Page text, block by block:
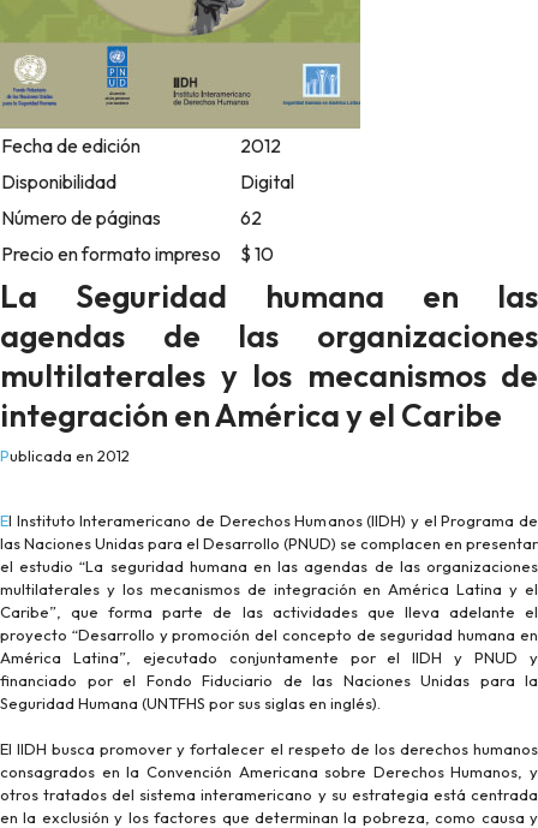
Fecha de edición
2012
Disponibilidad
Digital
Número de páginas
62
Precio en formato impreso
$ 10
La Seguridad humana en las
agendas de las organizaciones
multilaterales y los mecanismos de
integración en América y el Caribe
Publicada en 2012
El Instituto Interamericano de Derechos Humanos (IIDH) y el Programa de
las Naciones Unidas para el Desarrollo (PNUD) se complacen en presentar
el estudio “La seguridad humana en las agendas de las organizaciones
multilaterales y los mecanismos de integración en América Latina y el
Caribe”, que forma parte de las actividades que lleva adelante el
proyecto “Desarrollo y promoción del concepto de seguridad humana en
América Latina”, ejecutado conjuntamente por el IIDH y PNUD y
financiado por el Fondo Fiduciario de las Naciones Unidas para la
Seguridad Humana (UNTFHS por sus siglas en inglés).
El IIDH busca promover y fortalecer el respeto de los derechos humanos
consagrados en la Convención Americana sobre Derechos Humanos, y
otros tratados del sistema interamericano y su estrategia está centrada
en la exclusión y los factores que determinan la pobreza, como causa y